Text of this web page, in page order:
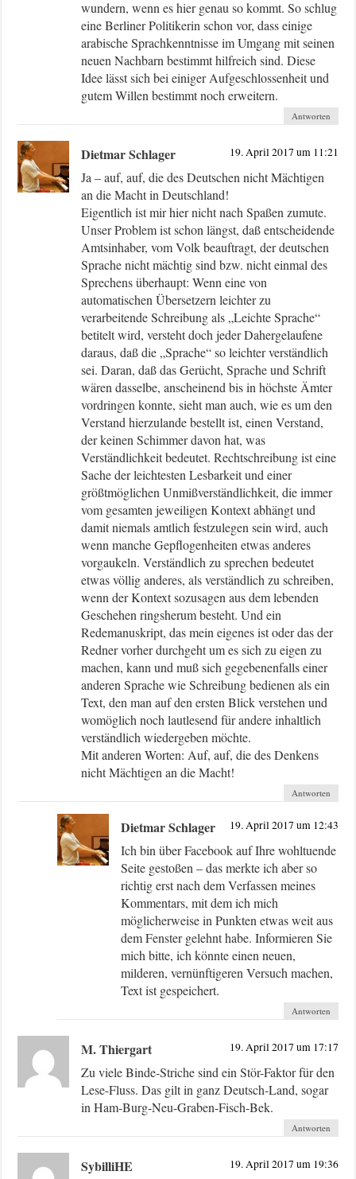
wundern, wenn es hier genau so kommt. So schlug
eine Berliner Politikerin schon vor, dass einige
arabische Sprachkenntnisse im Umgang mit seinen
neuen Nachbarn bestimmt hilfreich sind. Diese
Idee lässt sich bei einiger Aufgeschlossenheit und
gutem Willen bestimmt noch erweitern.
Antworten
Dietmar Schlager 19. April 2017 um 11:21
Ja – auf, auf, die des Deutschen nicht Mächtigen
an die Macht in Deutschland!
Eigentlich ist mir hier nicht nach Spaßen zumute.
Unser Problem ist schon längst, daß entscheidende
Amtsinhaber, vom Volk beauftragt, der deutschen
Sprache nicht mächtig sind bzw. nicht einmal des
Sprechens überhaupt: Wenn eine von
automatischen Übersetzern leichter zu
verarbeitende Schreibung als „Leichte Sprache“
betitelt wird, versteht doch jeder Dahergelaufene
daraus, daß die „Sprache“ so leichter verständlich
sei. Daran, daß das Gerücht, Sprache und Schrift
wären dasselbe, anscheinend bis in höchste Ämter
vordringen konnte, sieht man auch, wie es um den
Verstand hierzulande bestellt ist, einen Verstand,
der keinen Schimmer davon hat, was
Verständlichkeit bedeutet. Rechtschreibung ist eine
Sache der leichtesten Lesbarkeit und einer
größtmöglichen Unmißverständlichkeit, die immer
vom gesamten jeweiligen Kontext abhängt und
damit niemals amtlich festzulegen sein wird, auch
wenn manche Gepflogenheiten etwas anderes
vorgaukeln. Verständlich zu sprechen bedeutet
etwas völlig anderes, als verständlich zu schreiben,
wenn der Kontext sozusagen aus dem lebenden
Geschehen ringsherum besteht. Und ein
Redemanuskript, das mein eigenes ist oder das der
Redner vorher durchgeht um es sich zu eigen zu
machen, kann und muß sich gegebenenfalls einer
anderen Sprache wie Schreibung bedienen als ein
Text, den man auf den ersten Blick verstehen und
womöglich noch lautlesend für andere inhaltlich
verständlich wiedergeben möchte.
Mit anderen Worten: Auf, auf, die des Denkens
nicht Mächtigen an die Macht!
Antworten
Dietmar Schlager 19. April 2017 um 12:43
Ich bin über Facebook auf Ihre wohltuende
Seite gestoßen – das merkte ich aber so
richtig erst nach dem Verfassen meines
Kommentars, mit dem ich mich
möglicherweise in Punkten etwas weit aus
dem Fenster gelehnt habe. Informieren Sie
mich bitte, ich könnte einen neuen,
milderen, vernünftigeren Versuch machen,
Text ist gespeichert.
Antworten
M. Thiergart 19. April 2017 um 17:17
Zu viele Binde-Striche sind ein Stör-Faktor für den
Lese-Fluss. Das gilt in ganz Deutsch-Land, sogar
in Ham-Burg-Neu-Graben-Fisch-Bek.
Antworten
SybilliHE 19. April 2017 um 19:36